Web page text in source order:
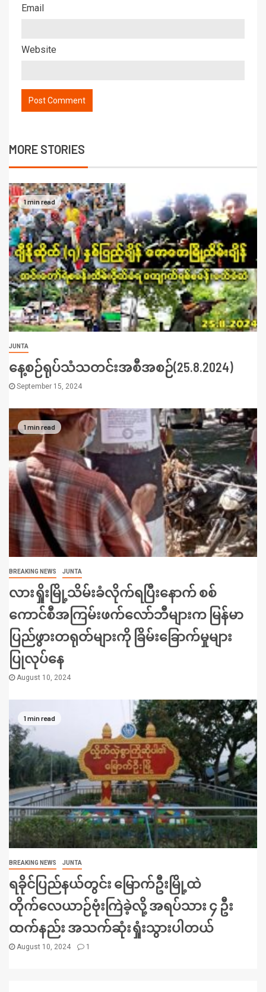
Email
Website
MORE STORIES
1 min read
JUNTA
နေ့စဉ်ရုပ်သံသတင်းအစီအစဉ်(25.8.2024)
September 15, 2024
1 min read
BREAKING NEWS JUNTA
လားရှိုးမြို့သိမ်းခံလိုက်ရပြီးနောက် စစ်
ကောင်စီအကြမ်းဖက်လော်ဘီများက မြန်မာ
ပြည်ဖွားတရုတ်များကို ခြိမ်းခြောက်မှုများ
ပြုလုပ်နေ
August 10, 2024
1 min read
BREAKING NEWS JUNTA
ရခိုင်ပြည်နယ်တွင်း မြောက်ဦးမြို့ထဲ
တိုက်လေယာဉ်ဗုံးကြဲခဲ့လို့ အရပ်သား ၄ ဦး
ထက်နည်း အသက်ဆုံးရှုံးသွားပါတယ်
August 10, 2024 1